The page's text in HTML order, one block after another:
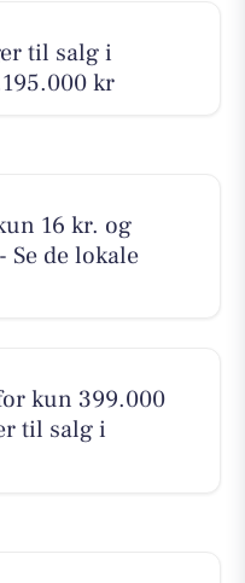
til salg i
kr
16 kr. og
Se de lokale
kun 399.000
til salg i